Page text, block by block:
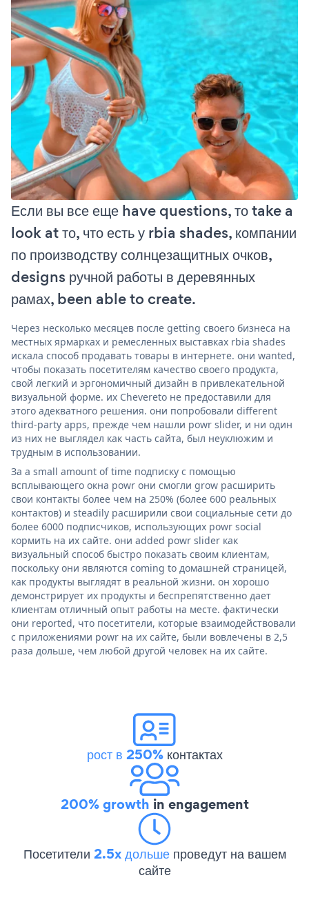
Если вы все еще have questions, то take a
look at то, что есть у rbia shades, компании
по производству солнцезащитных очков,
designs ручной работы в деревянных
рамах, been able to create.
Через несколько месяцев после getting своего бизнеса на
местных ярмарках и ремесленных выставках rbia shades
искала способ продавать товары в интернете. они wanted,
чтобы показать посетителям качество своего продукта,
свой легкий и эргономичный дизайн в привлекательной
визуальной форме. их Chevereto не предоставили для
этого адекватного решения. они попробовали different
third-party apps, прежде чем нашли powr slider, и ни один
из них не выглядел как часть сайта, был неуклюжим и
трудным в использовании.
За a small amount of time подписку с помощью
всплывающего окна powr они смогли grow расширить
свои контакты более чем на 250% (более 600 реальных
контактов) и steadily расширили свои социальные сети до
более 6000 подписчиков, использующих powr social
кормить на их сайте. они added powr slider как
визуальный способ быстро показать своим клиентам,
поскольку они являются coming to домашней страницей,
как продукты выглядят в реальной жизни. он хорошо
демонстрирует их продукты и беспрепятственно дает
клиентам отличный опыт работы на месте. фактически
они reported, что посетители, которые взаимодействовали
с приложениями powr на их сайте, были вовлечены в 2,5
раза дольше, чем любой другой человек на их сайте.
рост в 250%контактах
200% growth in engagement
Посетители 2.5x дольше проведут на вашем
сайте